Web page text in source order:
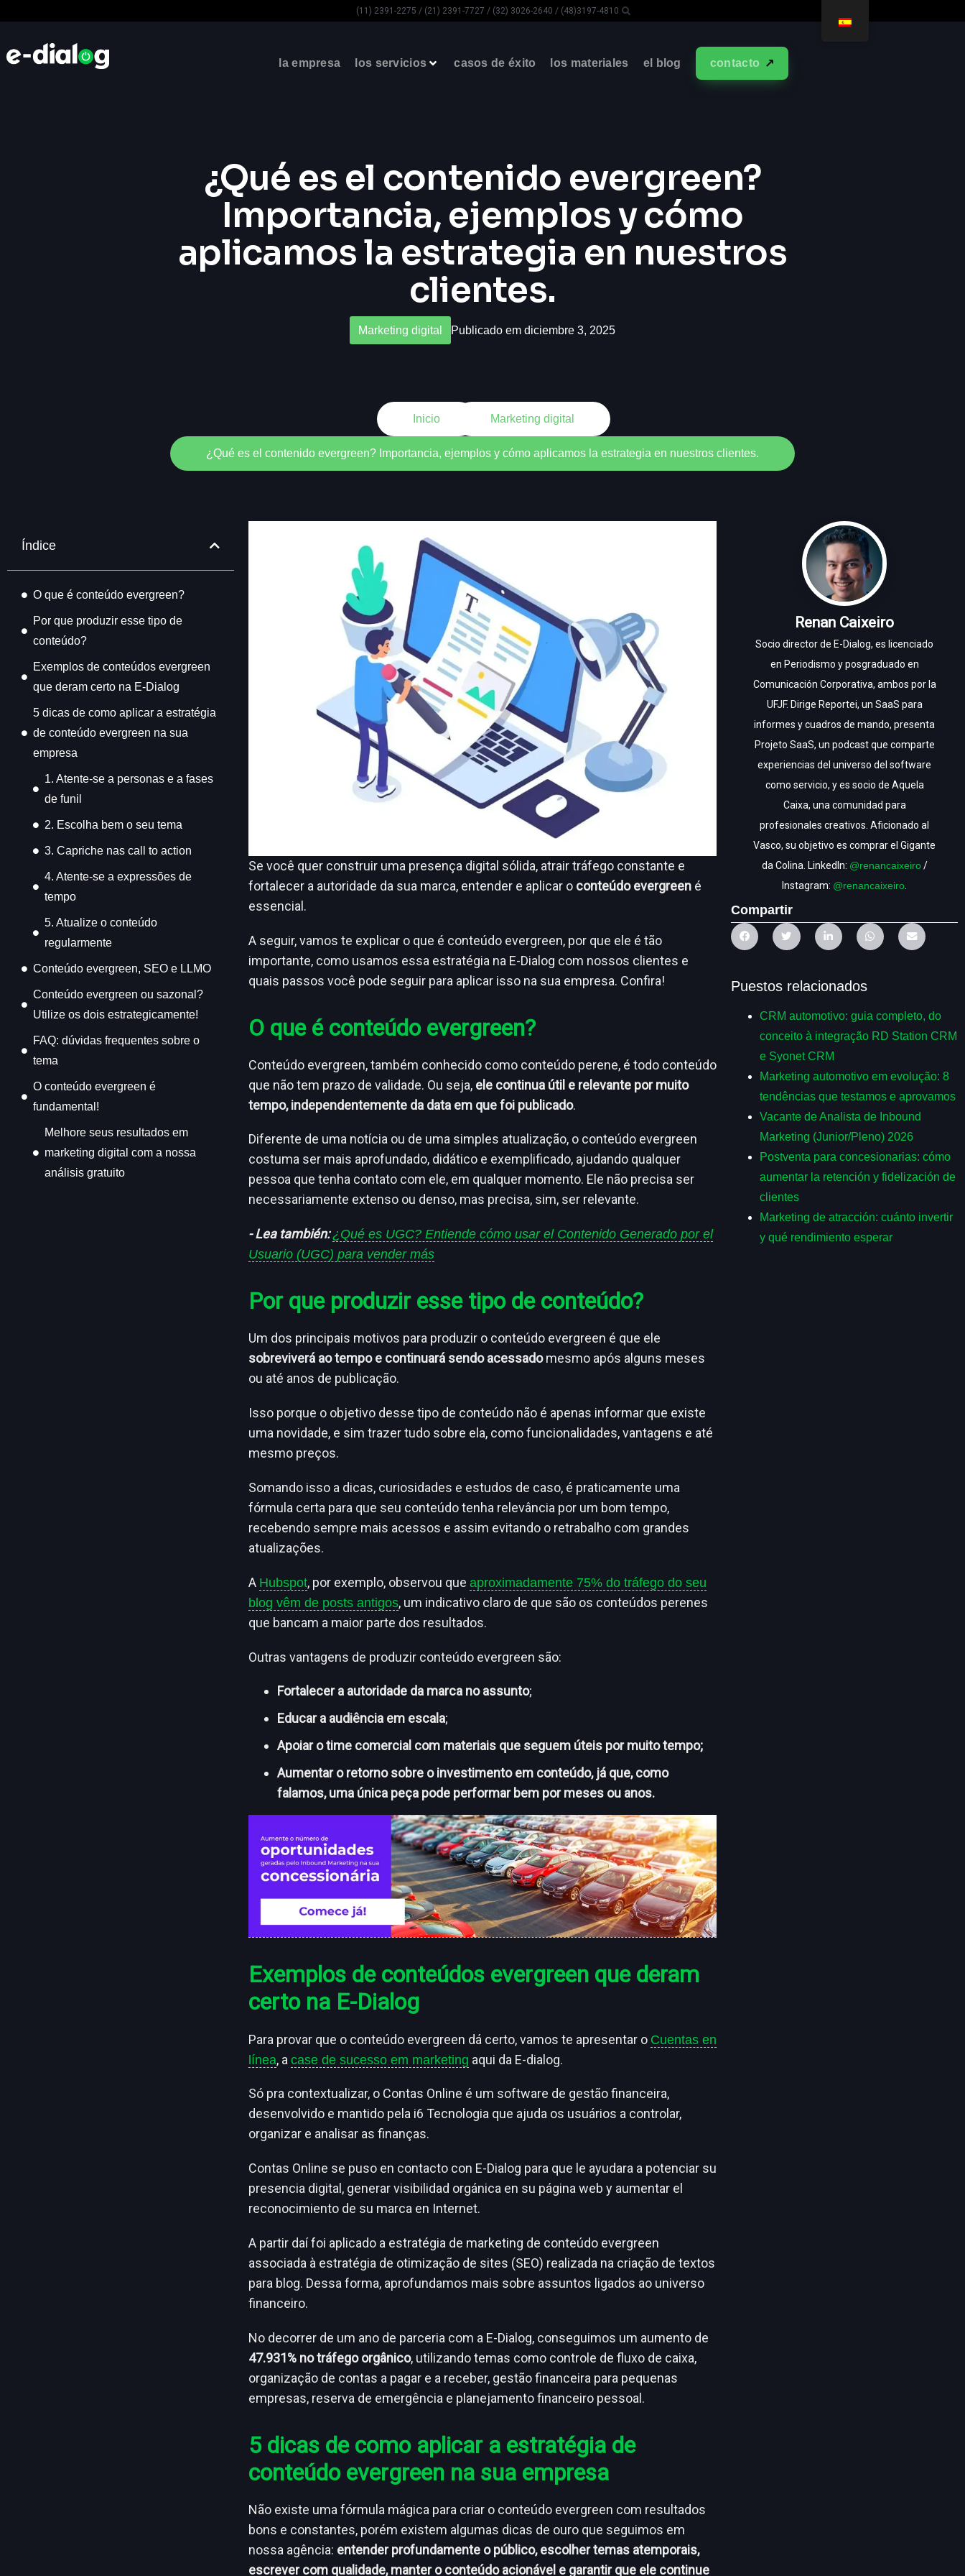
(11) 2391-2275 / (21) 2391-7727 / (32) 3026-2640 / (48)3197-4810
la empresa los servicios casos de éxito los materiales el blog contacto
¿Qué es el contenido evergreen?
Importancia, ejemplos y cómo
aplicamos la estrategia en nuestros
clientes.
Marketing digital Publicado em diciembre 3, 2025
Inicio Marketing digital
¿Qué es el contenido evergreen? Importancia, ejemplos y cómo aplicamos la estrategia en nuestros clientes.
Índice
O que é conteúdo evergreen?
Por que produzir esse tipo de
conteúdo?
Exemplos de conteúdos evergreen
que deram certo na E-Dialog
5 dicas de como aplicar a estratégia
de conteúdo evergreen na sua
empresa
1. Atente-se a personas e a fases
de funil
2. Escolha bem o seu tema
3. Capriche nas call to action
4. Atente-se a expressões de
tempo
5. Atualize o conteúdo
regularmente
Conteúdo evergreen, SEO e LLMO
Conteúdo evergreen ou sazonal?
Utilize os dois estrategicamente!
FAQ: dúvidas frequentes sobre o
tema
O conteúdo evergreen é
fundamental!
Melhore seus resultados em
marketing digital com a nossa
análisis gratuito
Se você quer construir uma presença digital sólida, atrair tráfego constante e
fortalecer a autoridade da sua marca, entender e aplicar o conteúdo evergreen é
essencial.
A seguir, vamos te explicar o que é conteúdo evergreen, por que ele é tão
importante, como usamos essa estratégia na E-Dialog com nossos clientes e
quais passos você pode seguir para aplicar isso na sua empresa. Confira!
O que é conteúdo evergreen?
Conteúdo evergreen, também conhecido como conteúdo perene, é todo conteúdo
que não tem prazo de validade. Ou seja, ele continua útil e relevante por muito
tempo, independentemente da data em que foi publicado.
Diferente de uma notícia ou de uma simples atualização, o conteúdo evergreen
costuma ser mais aprofundado, didático e exemplificado, ajudando qualquer
pessoa que tenha contato com ele, em qualquer momento. Ele não precisa ser
necessariamente extenso ou denso, mas precisa, sim, ser relevante.
- Lea también: ¿Qué es UGC? Entiende cómo usar el Contenido Generado por el
Usuario (UGC) para vender más
Por que produzir esse tipo de conteúdo?
Um dos principais motivos para produzir o conteúdo evergreen é que ele
sobreviverá ao tempo e continuará sendo acessadomesmo após alguns meses
ou até anos de publicação.
Isso porque o objetivo desse tipo de conteúdo não é apenas informar que existe
uma novidade, e sim trazer tudo sobre ela, como funcionalidades, vantagens e até
mesmo preços.
Somando isso a dicas, curiosidades e estudos de caso, é praticamente uma
fórmula certa para que seu conteúdo tenha relevância por um bom tempo,
recebendo sempre mais acessos e assim evitando o retrabalho com grandes
atualizações.
A Hubspot, por exemplo, observou que aproximadamente 75% do tráfego do seu
blog vêm de posts antigos, um indicativo claro de que são os conteúdos perenes
que bancam a maior parte dos resultados.
Outras vantagens de produzir conteúdo evergreen são:
Fortalecer a autoridade da marca no assunto;
Educar a audiência em escala;
Apoiar o time comercial com materiais que seguem úteis por muito tempo;
Aumentar o retorno sobre o investimento em conteúdo, já que, como
falamos, uma única peça pode performar bem por meses ou anos.
Exemplos de conteúdos evergreen que deram
certo na E-Dialog
Para provar que o conteúdo evergreen dá certo, vamos te apresentar o Cuentas en
línea, a case de sucesso em marketing aqui da E-dialog.
Só pra contextualizar, o Contas Online é um software de gestão financeira,
desenvolvido e mantido pela i6 Tecnologia que ajuda os usuários a controlar,
organizar e analisar as finanças.
Contas Online se puso en contacto con E-Dialog para que le ayudara a potenciar su
presencia digital, generar visibilidad orgánica en su página web y aumentar el
reconocimiento de su marca en Internet.
A partir daí foi aplicado a estratégia de marketing de conteúdo evergreen
associada à estratégia de otimização de sites (SEO) realizada na criação de textos
para blog. Dessa forma, aprofundamos mais sobre assuntos ligados ao universo
financeiro.
No decorrer de um ano de parceria com a E-Dialog, conseguimos um aumento de
47.931% no tráfego orgânico, utilizando temas como controle de fluxo de caixa,
organização de contas a pagar e a receber, gestão financeira para pequenas
empresas, reserva de emergência e planejamento financeiro pessoal.
5 dicas de como aplicar a estratégia de
conteúdo evergreen na sua empresa
Não existe uma fórmula mágica para criar o conteúdo evergreen com resultados
bons e constantes, porém existem algumas dicas de ouro que seguimos em
nossa agência: entender profundamente o público, escolher temas atemporais,
escrever com qualidade, manter o conteúdo acionável e garantir que ele continue
Renan Caixeiro
Socio director de E-Dialog, es licenciado
en Periodismo y posgraduado en
Comunicación Corporativa, ambos por la
UFJF. Dirige Reportei, un SaaS para
informes y cuadros de mando, presenta
Projeto SaaS, un podcast que comparte
experiencias del universo del software
como servicio, y es socio de Aquela
Caixa, una comunidad para
profesionales creativos. Aficionado al
Vasco, su objetivo es comprar el Gigante
da Colina. LinkedIn: @renancaixeiro/
Instagram: @renancaixeiro
Compartir
Puestos relacionados
CRM automotivo: guia completo, do
conceito à integração RD Station CRM
e Syonet CRM
Marketing automotivo em evolução: 8
tendências que testamos e aprovamos
Vacante de Analista de Inbound
Marketing (Junior/Pleno) 2026
Postventa para concesionarias: cómo
aumentar la retención y fidelización de
clientes
Marketing de atracción: cuánto invertir
y qué rendimiento esperar